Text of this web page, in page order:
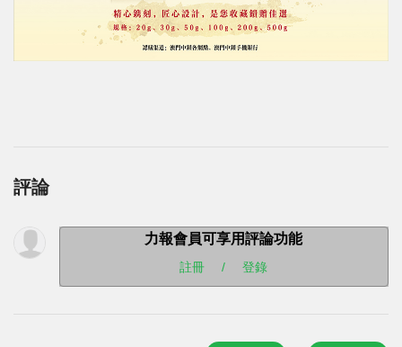
評論
力報會員可享用評論功能
註冊 / 登錄